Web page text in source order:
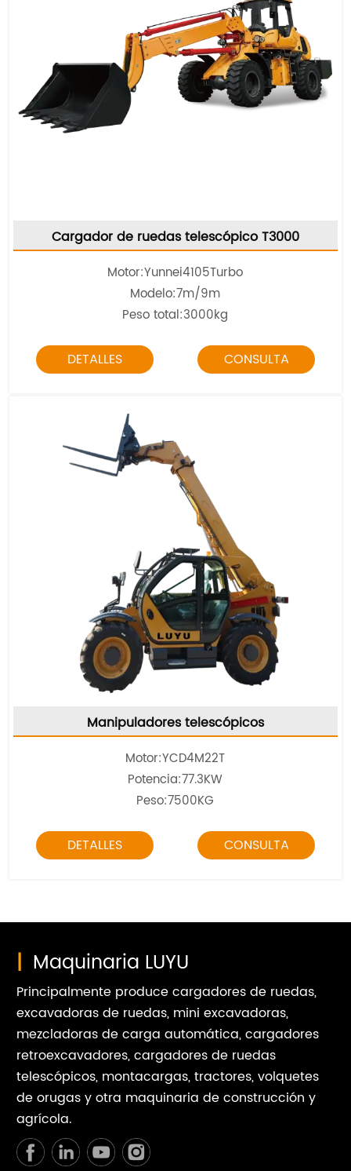
Cargador de ruedas telescópico T3000
Motor:Yunnei4105Turbo
Modelo:7m/9m
Peso total:3000kg
DETALLES CONSULTA
Manipuladores telescópicos
Motor:YCD4M22T
Potencia:77.3KW
Peso:7500KG
DETALLES CONSULTA
| Maquinaria LUYU
Principalmente produce cargadores de ruedas,
excavadoras de ruedas, mini excavadoras,
mezcladoras de carga automática, cargadores
retroexcavadores, cargadores de ruedas
telescópicos, montacargas, tractores, volquetes
de orugas y otra maquinaria de construcción y
agrícola.